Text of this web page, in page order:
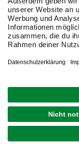
Mein
Nach
ich einen 10 €
Unsere